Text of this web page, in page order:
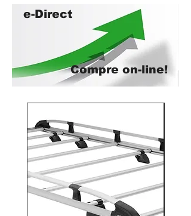
e-Direct
Compre on-line!